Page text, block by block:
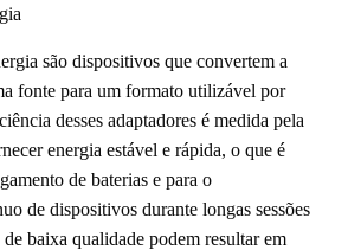
são dispositivos que convertem a
fonte para um formato utilizável por
desses adaptadores é medida pela
energia estável e rápida, o que é
de baterias e para o
de dispositivos durante longas sessões
baixa qualidade podem resultar em